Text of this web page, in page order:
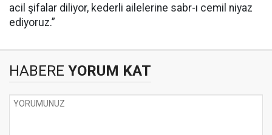
acil şifalar diliyor, kederli ailelerine sabr-ı cemil niyaz
ediyoruz.”
HABERE YORUM KAT